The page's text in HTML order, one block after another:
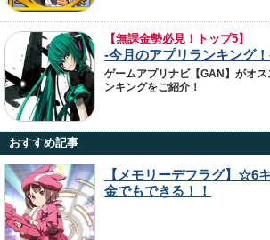
【無課金勢必見！トップ5】
-今月のアプリランキング
ゲームアプリナビ【GAN】がオ
ンキングをご紹介！
おすすめ記事
【メモリーデフラグ】☆6
金でもできる！！